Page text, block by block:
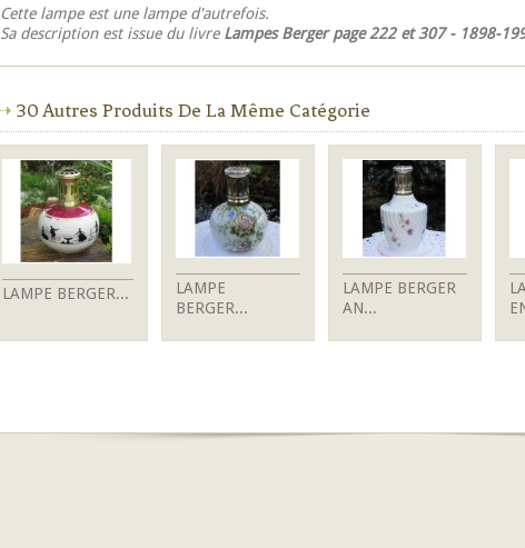
Cette lampe est une lampe d'autrefois.
Sa description est issue du livre Lampes Berger page 222 et 307 - 1898-
30 Autres Produits De La Même Catégorie
LAMPE BERGER...
LAMPE
BERGER...
LAMPE BERGER
AN...